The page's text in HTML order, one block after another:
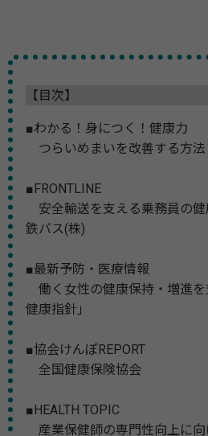
【目次】
■わかる！身につく！健康力
つらいめまいを改善する方法
■FRONTLINE
安全輸送を支える乗務員の
鉄バス(株)
■最新予防・医療情報
働く女性の健康保持・増進
健康指針」
■協会けんぽREPORT
全国健康保険協会
■HEALTH TOPIC
産業保健師の専門性向上に向